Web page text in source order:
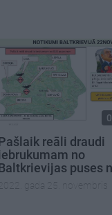
reāli draudi
no
puses
2022. gada 25. novembris